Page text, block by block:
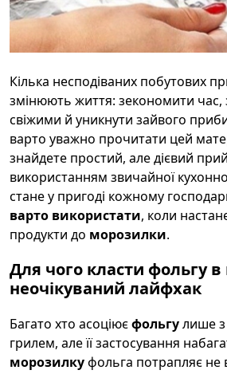
Кілька несподіваних побутових
змінюють життя: зекономити час,
свіжими й уникнути зайвого
варто уважно прочитати цей
знайдете простий, але дієвий
використанням звичайної
стане у пригоді кожному
варто використати, коли
продукти до морозилки.
Для чого класти фольгу
неочікуваний лайфхак
Багато хто асоціюєфольгулише з
грилем, але її застосування
морозилкуфольга потрапляє не